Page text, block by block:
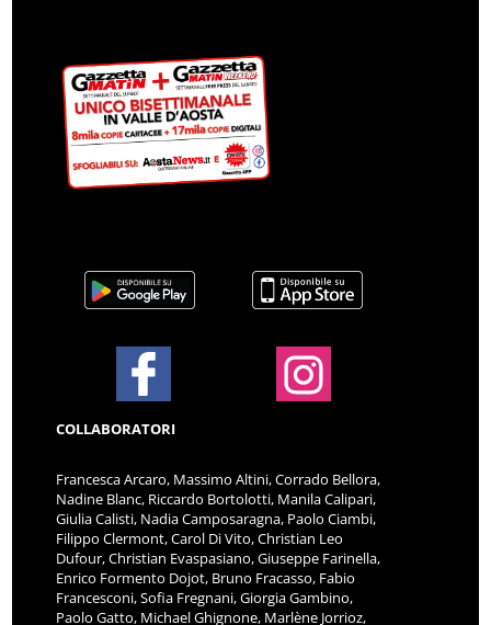
COLLABORATORI
Francesca Arcaro, Massimo Altini, Corrado Bellora,
Nadine Blanc, Riccardo Bortolotti, Manila Calipari,
Giulia Calisti, Nadia Camposaragna, Paolo Ciambi,
Filippo Clermont, Carol Di Vito, Christian Leo
Dufour, Christian Evaspasiano, Giuseppe Farinella,
Enrico Formento Dojot, Bruno Fracasso, Fabio
Francesconi, Sofia Fregnani, Giorgia Gambino,
Paolo Gatto, Michael Ghignone, Marlène Jorrioz,